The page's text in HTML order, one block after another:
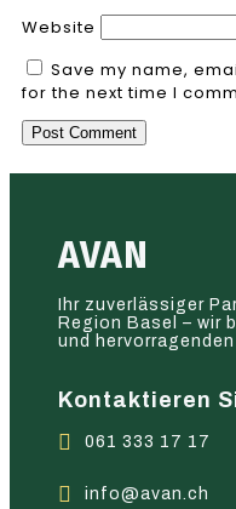
Website
Save my name,
for the next time I
AVAN
Ihr zuverlässiger
Region Basel – wir
und
Kontaktieren
061 333 17 17
info@avan.ch